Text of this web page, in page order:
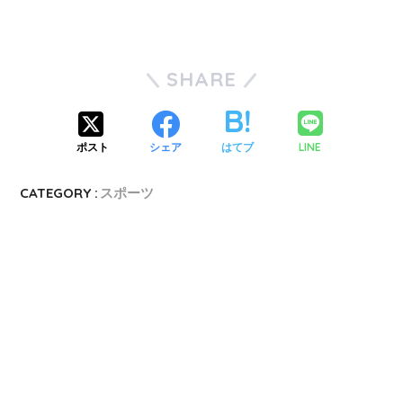
SHARE
ポスト シェア はてブ LINE
CATEGORY : スポーツ